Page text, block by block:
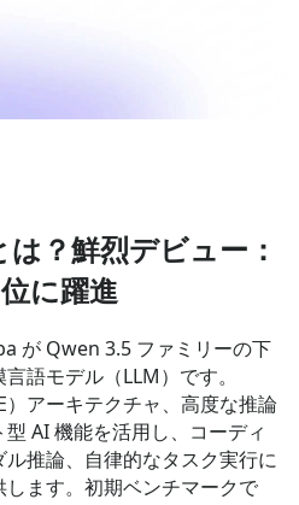
？鮮烈デビュー：
に躍進
が Qwen 3.5 ファミリーの下
語モデル（LLM）です。
アーキテクチャ、高度な推論
AI 機能を活用し、コーディ
推論、自律的なタスク実行に
ます。初期ベンチマークで